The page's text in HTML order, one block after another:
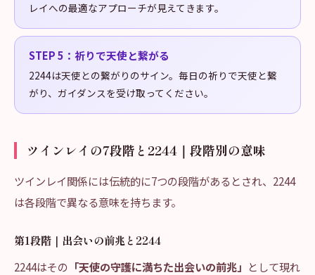
レイへの最適なアプローチが見えてきます。
STEP5 ： 祈りで天使と繋がる
2244は天使との繋がりのサイン。毎日の祈りで天使と繋
がり、ガイダンスを受け取ってください。
ツインレイの7段階と2244｜段階別の意味
ツインレイ関係には伝統的に7つの段階があるとされ、2244
は各段階で異なる意味を持ちます。
第1段階｜出会いの前兆と2244
2244はその 「天使の守護に満ちた出会いの前兆」 として現れ